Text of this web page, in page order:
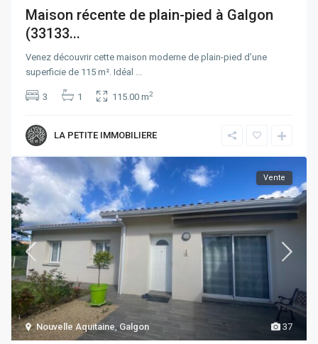
Maison récente de plain-pied à Galgon
(33133...
Venez découvrir cette maison moderne de plain-pied d’une
superficie de 115 m². Idéal
3 1 115.00 m2
LA PETITE IMMOBILIERE
37
Nouvelle Aquitaine, Galgon
Vente